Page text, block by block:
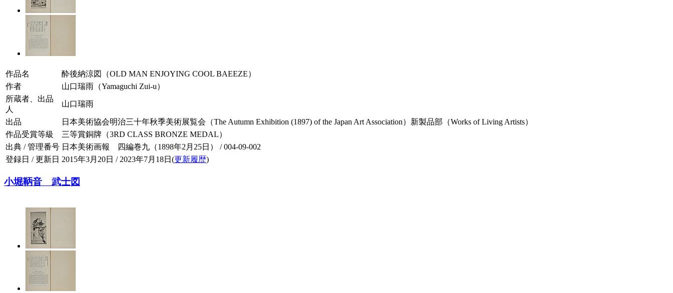
作品名
酔後納涼図（OLD MAN ENJOYING COOL BAEEZE）
作者
山口瑞雨（Yamaguchi Zui-u）
所蔵者、出品
人
山口瑞雨
出品
日本美術協会明治三十年秋季美術展覧会（The Autumn Exhibition (1897) of the Japan Art Association）新製品部（Works of Living Artists）
作品受賞等級
三等賞銅牌（3RD CLASS BRONZE MEDAL）
出典 / 管理番号 日本美術画報 四編巻九（1898年2月25日） / 004-09-002
登録日 / 更新日 2015年3月20日 / 2023年7月18日(更新履歴)
小堀鞆音 武士図